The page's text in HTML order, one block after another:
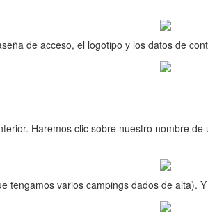
de acceso, el logotipo y los datos de
Haremos clic sobre nuestro nombre
tengamos varios campings dados de alta).